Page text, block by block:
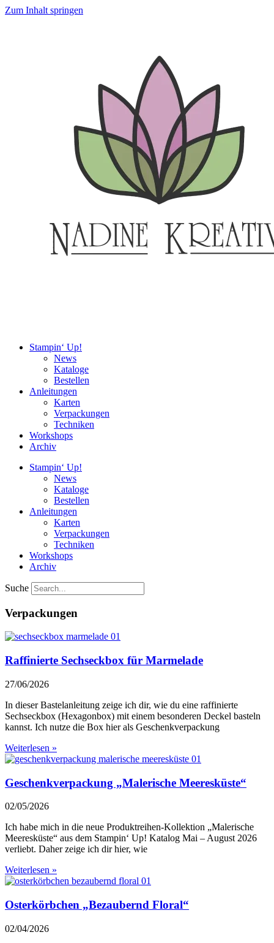
Zum Inhalt springen
Stampin‘ Up!
News
Kataloge
Bestellen
Anleitungen
Karten
Verpackungen
Techniken
Workshops
Archiv
Stampin‘ Up!
News
Kataloge
Bestellen
Anleitungen
Karten
Verpackungen
Techniken
Workshops
Archiv
Suche
Verpackungen
Raffinierte Sechseckbox für Marmelade
27/06/2026
In dieser Bastelanleitung zeige ich dir, wie du eine raffinierte
Sechseckbox (Hexagonbox) mit einem besonderen Deckel basteln
kannst. Ich nutze die Box hier als Geschenkverpackung
Weiterlesen »
Geschenkverpackung „Malerische Meeresküste“
02/05/2026
Ich habe mich in die neue Produktreihen-Kollektion „Malerische
Meeresküste“ aus dem Stampin‘ Up! Katalog Mai – August 2026
verliebt. Daher zeige ich dir hier, wie
Weiterlesen »
Osterkörbchen „Bezaubernd Floral“
02/04/2026